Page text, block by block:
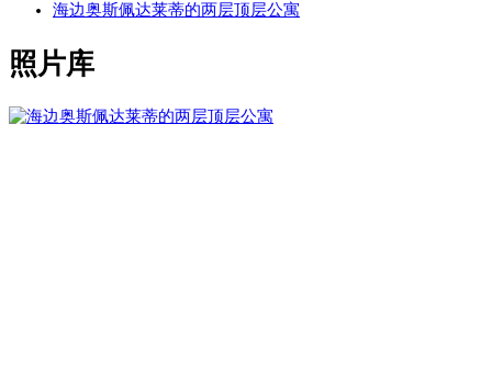
海边奥斯佩达莱蒂的两层顶层公寓
照片库